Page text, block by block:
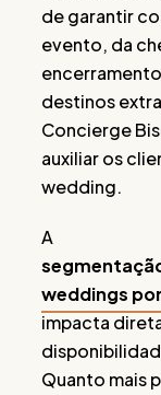
de garantir
evento, da
destinos
Concierge
auxiliar os
wedding.
A
weddings
impacta
Quanto mais